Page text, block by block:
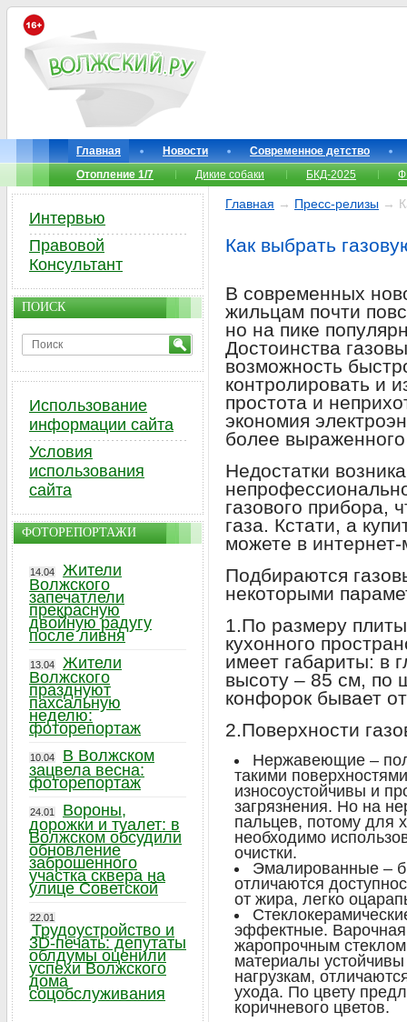
Главная Новости
Современное детство
Отопление 1/7
Дикие собаки БКД-2025
Главная → Пресс-релизы →
Как выбрать
В современных
жильцам почти
но на пике
Достоинства
возможность
контролировать и
простота и
экономия
более выраженного
Недостатки
газового прибора,
газа. Кстати, а
можете в
Подбираются
некоторыми
1.По размеру
кухонного
имеет габариты: в
высоту – 85 см, по
конфорок бывает
2.Поверхности
Нержавеющие –
такими
износоустойчивы и
загрязнения. Но на
пальцев, потому для
необходимо
очистки.
Эмалированные –
отличаются
от жира, легко
эффектные. Варочная
жаропрочным
материалы
нагрузкам,
ухода. По цвету
коричневого цветов.
Интервью
Правовой
Консультант
ПОИСК
Использование
информации сайта
Условия
использования
сайта
ФОТОРЕПОРТАЖИ
14.04
Жители
Волжского
запечатлели
прекрасную
двойную радугу
после ливня
13.04
Жители
Волжского
празднуют
пахсальную
неделю:
фоторепортаж
10.04
В Волжском
зацвела весна:
фоторепортаж
24.01
Вороны,
дорожки и туалет: в
Волжском обсудили
обновление
заброшенного
участка сквера на
улице Советской
22.01
Трудоустройство и
3D-печать: депутаты
облдумы оценили
успехи Волжского
дома
соцобслуживания